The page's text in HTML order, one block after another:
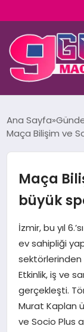
YAŞAM
SPOR
TEKNOLOJI
SAĞLIK
EKONOMI
Ana Sayfa
Maça Bilişim ve
Maça
büyük
İzmir, bu yıl
ev sahipliği
sektörlerinden
Etkinlik, iş ve
gerçekleşti.
Murat Kaplan
ve Socio Plus